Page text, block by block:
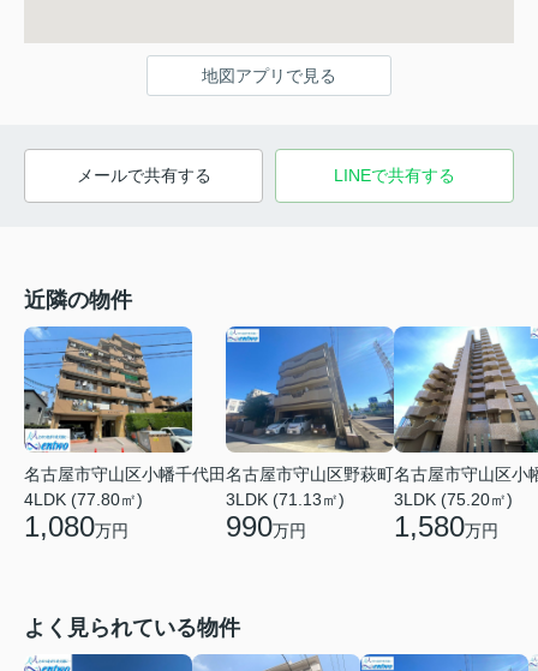
地図アプリで見る
メールで共有する LINEで共有する
近隣の物件
名古屋市守山区小幡千代田
4LDK (77.80㎡)
1,080万円
名古屋市守山区野萩町
3LDK (71.13㎡)
990万円
名古屋市守山区小
3LDK (75.20㎡)
1,580万円
よく見られている物件